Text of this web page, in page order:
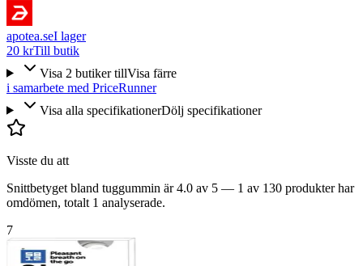
apotea.seI lager
20 krTill butik
Visa 2 butiker tillVisa färre
i samarbete med PriceRunner
Visa alla specifikationerDölj specifikationer
Visste du att
Snittbetyget bland tuggummin är 4.0 av 5 — 1 av 130 produkter har
omdömen, totalt 1 analyserade.
7